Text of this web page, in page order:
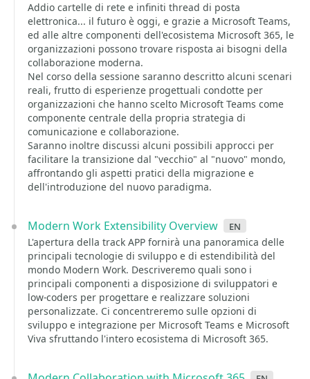
Addio cartelle di rete e infiniti thread di posta
elettronica... il futuro è oggi, e grazie a Microsoft Teams,
ed alle altre componenti dell'ecosistema Microsoft 365, le
organizzazioni possono trovare risposta ai bisogni della
collaborazione moderna.
Nel corso della sessione saranno descritto alcuni scenari
reali, frutto di esperienze progettuali condotte per
organizzazioni che hanno scelto Microsoft Teams come
componente centrale della propria strategia di
comunicazione e collaborazione.
Saranno inoltre discussi alcuni possibili approcci per
facilitare la transizione dal "vecchio" al "nuovo" mondo,
affrontando gli aspetti pratici della migrazione e
dell'introduzione del nuovo paradigma.
Modern Work Extensibility Overview en
L'apertura della track APP fornirà una panoramica delle
principali tecnologie di sviluppo e di estendibilità del
mondo Modern Work. Descriveremo quali sono i
principali componenti a disposizione di sviluppatori e
low-coders per progettare e realizzare soluzioni
personalizzate. Ci concentreremo sulle opzioni di
sviluppo e integrazione per Microsoft Teams e Microsoft
Viva sfruttando l'intero ecosistema di Microsoft 365.